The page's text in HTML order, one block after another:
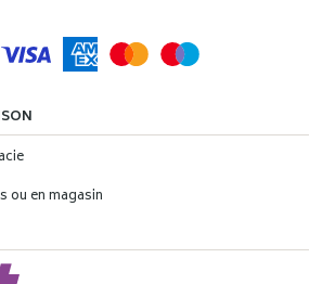
ou en magasin